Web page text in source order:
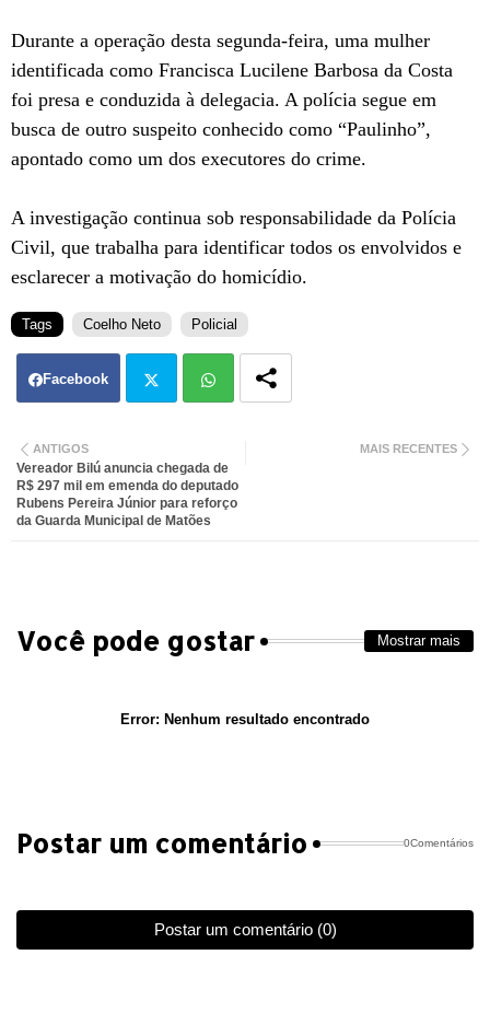
Durante a operação desta segunda-feira, uma mulher
identificada como Francisca Lucilene Barbosa da Costa
foi presa e conduzida à delegacia. A polícia segue em
busca de outro suspeito conhecido como “Paulinho”,
apontado como um dos executores do crime.
A investigação continua sob responsabilidade da Polícia
Civil, que trabalha para identificar todos os envolvidos e
esclarecer a motivação do homicídio.
Tags Coelho Neto Policial
Facebook
ter atsa
pp
MAIS RECENTES
ANTIGOS
Vereador Bilú anuncia chegada de
R$ 297 mil em emenda do deputado
Rubens Pereira Júnior para reforço
da Guarda Municipal de Matões
Você pode gostar Mostrar mais
Error: Nenhum resultado encontrado
Postar um comentário 0Comentários
Postar um comentário (0)